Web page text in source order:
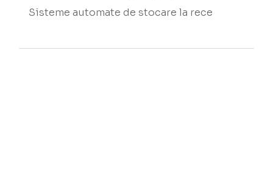
Sisteme automate de stocare la rece